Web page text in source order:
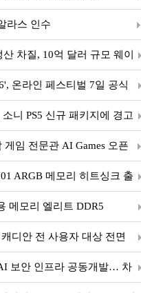
라스 인수
차질, 10억 달러 규모 웨이
온라인 페스티벌 7일 공식
니 PS5 신규 패키지에 경고
임 전문관 AI Games 오픈
ARGB 메모리 히트싱크 출
메모리 엘리트 DDR5
디안 전 사용자 대상 전면
보안 인프라 공동개발… 차